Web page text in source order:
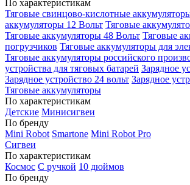
По характеристикам
Тяговые свинцово-кислотные
аккумуляторы 12 Вольт Тяговые
Тяговые аккумуляторы 48 Вольт Тяговые
погрузчиков Тяговые аккумуляторы для
Тяговые аккумуляторы российского
устройства для тяговых батарей Зарядное
Зарядное устройство 24 вольт Зарядное
Тяговые аккумуляторы
По характеристикам
Детские Минисигвеи
По бренду
Mini Robot Smartone Mini Robot Pro
Сигвеи
По характеристикам
Космос С ручкой 10 дюймов
По бренду